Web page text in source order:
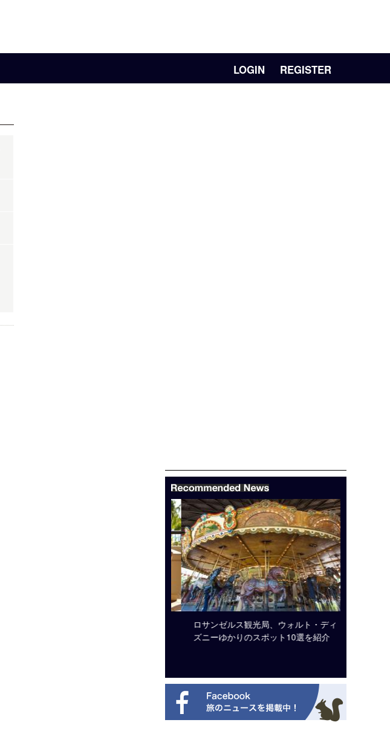
LOGIN REGISTER
ロサンゼルス観光局、ウォルト・ディ
ズニーゆかりのスポット10選を紹介